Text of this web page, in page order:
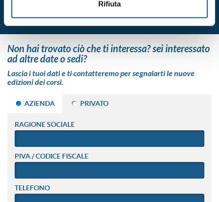
Rifiuta
non hai trovato ciò che ti interessa? sei interessato
ad altre date o sedi?
Lascia i tuoi dati e ti contatteremo per segnalarti le nuove
edizioni dei corsi.
AZIENDA PRIVATO
RAGIONE SOCIALE
PIVA / CODICE FISCALE
TELEFONO